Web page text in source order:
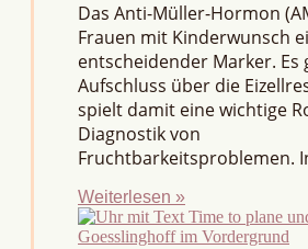
Das Anti-Müller-Hormon
Frauen mit Kinderwunsch
entscheidender Marker. Es
Aufschluss über die
spielt damit eine wichtige
Diagnostik von
Fruchtbarkeitsproblemen.
Weiterlesen »